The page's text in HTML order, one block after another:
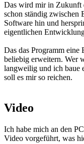
Das wird mir in Zukunft
schon ständig zwischen
Software hin und
eigentlichen
Das das Programm
beliebig erweitern. Wer
langweilig und ich baue
soll es mir so reichen.
Video
Ich habe mich an den
Video vorgeführt, was